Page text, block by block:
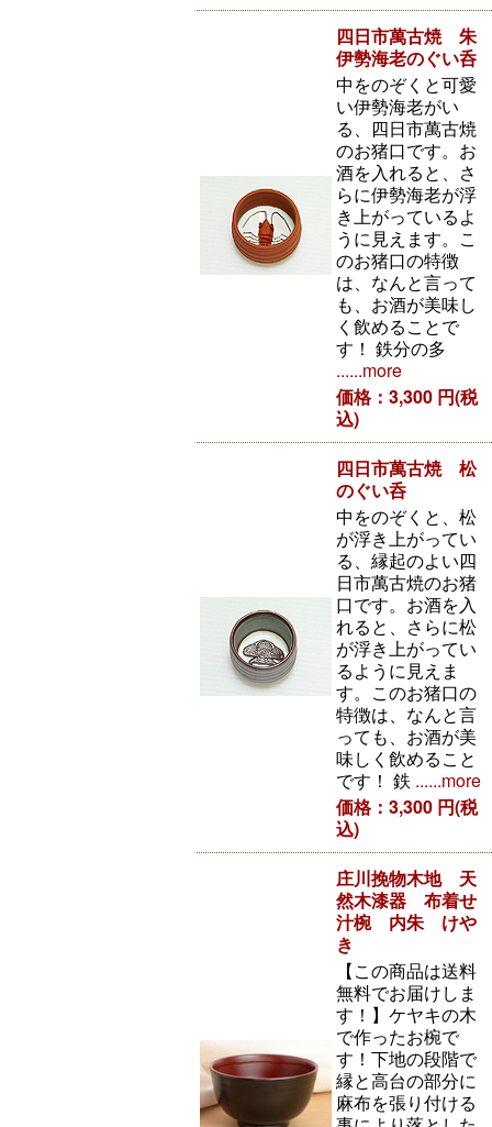
四日市萬古焼 朱
伊勢海老のぐい呑
中をのぞくと可愛
い伊勢海老がい
る、四日市萬古焼
のお猪口です。お
酒を入れると、さ
らに伊勢海老が浮
き上がっているよ
うに見えます。こ
のお猪口の特徴
は、なんと言って
も、お酒が美味し
く飲めることで
す！ 鉄分の多
......more
価格：3,300 円(税
込)
四日市萬古焼 松
のぐい呑
中をのぞくと、松
が浮き上がってい
る、縁起のよい四
日市萬古焼のお猪
口です。お酒を入
れると、さらに松
が浮き上がってい
るように見えま
す。このお猪口の
特徴は、なんと言
っても、お酒が美
味しく飲めること
です！ 鉄 ......more
価格：3,300 円(税
込)
庄川挽物木地 天
然木漆器 布着せ
汁椀 内朱 けや
き
【この商品は送料
無料でお届けしま
す！】ケヤキの木
で作ったお椀で
す！下地の段階で
縁と高台の部分に
麻布を張り付ける